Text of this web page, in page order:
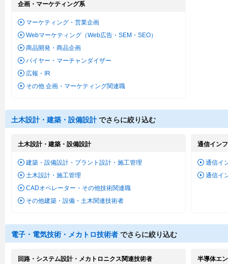
企画・マーケティング系
マーケティング・営業企画
Webマーケティング（Web広告・SEM・SEO）
商品開発・商品企画
バイヤー・マーチャンダイザー
広報・IR
その他 企画・マーケティング関連職
土木設計・建築・設備設計 でさらに絞り込む
土木設計・建築・設備設計
建築・設備設計・プラント設計・施工管理
土木設計・施工管理
CADオペレーター・その他技術関連職
その他建築・設備・土木関連技術者
通信イン
通信イ
通信イ
電子・電気技術・メカトロ技術者 でさらに絞り込む
回路・システム設計・メカトロニクス関連技術者 半導体エ